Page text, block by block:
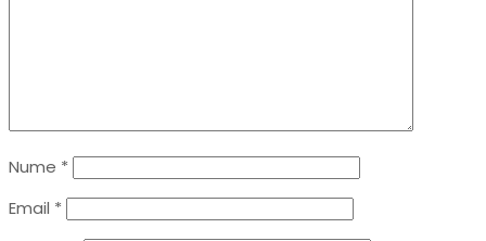
Nume *
Email *